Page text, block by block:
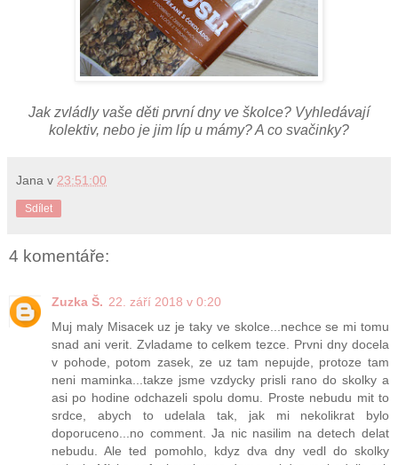
Jak zvládly vaše děti první dny ve školce? Vyhledávají
kolektiv, nebo je jim líp u mámy? A co svačinky?
Jana v 23:51:00
Sdílet
4 komentáře:
Zuzka Š. 22. září 2018 v 0:20
Muj maly Misacek uz je taky ve skolce...nechce se mi tomu
snad ani verit. Zvladame to celkem tezce. Prvni dny docela
v pohode, potom zasek, ze uz tam nepujde, protoze tam
neni maminka...takze jsme vzdycky prisli rano do skolky a
asi po hodine odchazeli spolu domu. Proste nebudu mit to
srdce, abych to udelala tak, jak mi nekolikrat bylo
doporuceno...no comment. Ja nic nasilim na detech delat
nebudu. Ale ted pomohlo, kdyz dva dny vedl do skolky